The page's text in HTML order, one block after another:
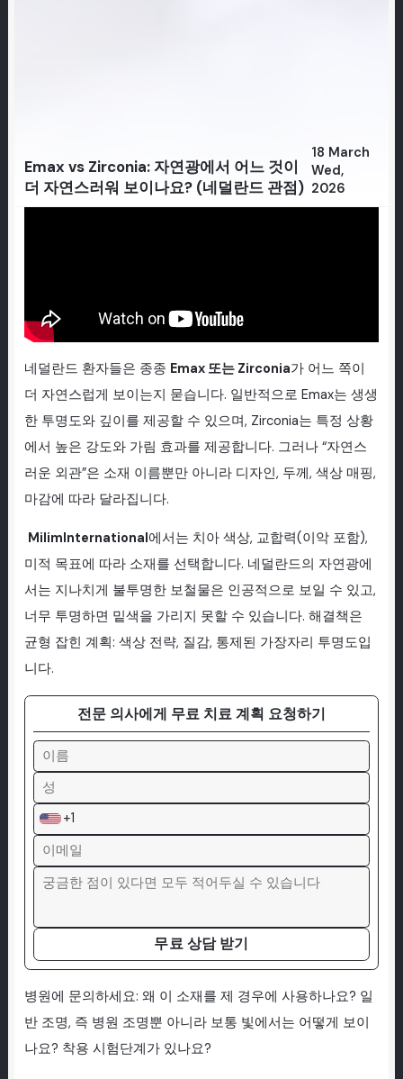
Emax vs Zirconia: 자연광에서 어느 것이
더 자연스러워 보이나요? (네덜란드 관점)
18 March
Wed,
2026
네덜란드 환자들은 종종 Emax 또는 Zirconia가 어느 쪽이
더 자연스럽게 보이는지 묻습니다. 일반적으로 Emax는 생생
한 투명도와 깊이를 제공할 수 있으며, Zirconia는 특정 상황
에서 높은 강도와 가림 효과를 제공합니다. 그러나 “자연스
러운 외관”은 소재 이름뿐만 아니라 디자인, 두께, 색상 매핑,
마감에 따라 달라집니다.
MilimInternational에서는 치아 색상, 교합력(이악 포함),
미적 목표에 따라 소재를 선택합니다. 네덜란드의 자연광에
서는 지나치게 불투명한 보철물은 인공적으로 보일 수 있고,
너무 투명하면 밑색을 가리지 못할 수 있습니다. 해결책은
균형 잡힌 계획: 색상 전략, 질감, 통제된 가장자리 투명도입
니다.
전문 의사에게 무료 치료 계획 요청하기
+1
무료 상담 받기
병원에 문의하세요: 왜 이 소재를 제 경우에 사용하나요? 일
반 조명, 즉 병원 조명뿐 아니라 보통 빛에서는 어떻게 보이
나요? 착용 시험단계가 있나요?